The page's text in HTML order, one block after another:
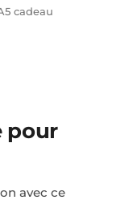
cadeau
pour
avec ce